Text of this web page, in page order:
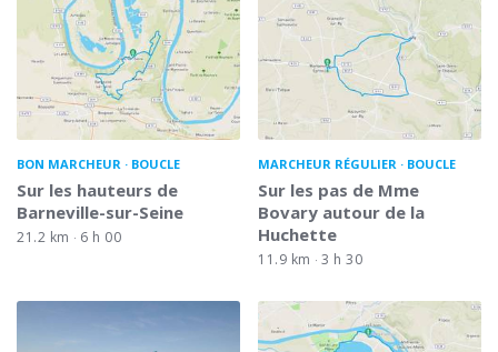
BON MARCHEUR BOUCLE
Sur les hauteurs de
Barneville-sur-Seine
21.2 km 6 h 00
MARCHEUR RÉGULIER BOUCLE
Sur les pas de Mme
Bovary autour de la
Huchette
11.9 km 3 h 30